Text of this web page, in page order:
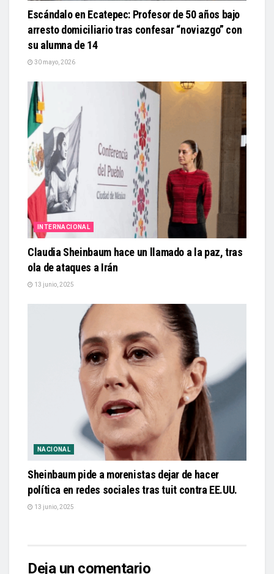
Escándalo en Ecatepec: Profesor de 50 años bajo
arresto domiciliario tras confesar “noviazgo” con
su alumna de 14
30 mayo, 2026
INTERNACIONAL
Claudia Sheinbaum hace un llamado a la paz, tras
ola de ataques a Irán
13 junio, 2025
NACIONAL
Sheinbaum pide a morenistas dejar de hacer
política en redes sociales tras tuit contra EE.UU.
13 junio, 2025
Deja un comentario